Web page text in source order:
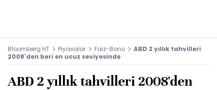
Bloomberg HT Piyasalar Faiz-Bono
ABD 2 yıllık tahvilleri
2008'den beri en ucuz seviyesinde
ABD 2 yıllık tahvilleri 2008'den